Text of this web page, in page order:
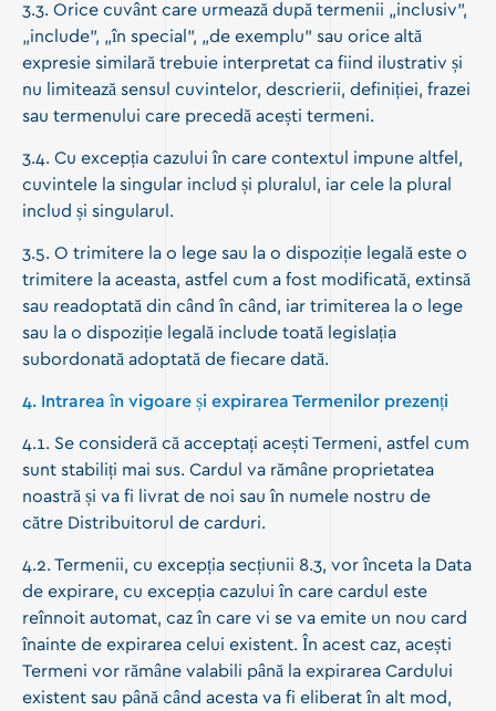
3.3. Orice cuvânt care urmează după termenii „inclusiv”,
„include”, „în special”, „de exemplu” sau orice altă
expresie similară trebuie interpretat ca fiind ilustrativ și
nu limitează sensul cuvintelor, descrierii, definiției, frazei
sau termenului care precedă acești termeni.
3.4. Cu excepția cazului în care contextul impune altfel,
cuvintele la singular includ și pluralul, iar cele la plural
includ și singularul.
3.5. O trimitere la o lege sau la o dispoziție legală este o
trimitere la aceasta, astfel cum a fost modificată, extinsă
sau readoptată din când în când, iar trimiterea la o lege
sau la o dispoziție legală include toată legislația
subordonată adoptată de fiecare dată.
4. Intrarea în vigoare și expirarea Termenilor prezenți
4.1. Se consideră că acceptați acești Termeni, astfel cum
sunt stabiliți mai sus. Cardul va rămâne proprietatea
noastră și va fi livrat de noi sau în numele nostru de
către Distribuitorul de carduri.
4.2. Termenii, cu excepția secțiunii 8.3, vor înceta la Data
de expirare, cu excepția cazului în care cardul este
reînnoit automat, caz în care vi se va emite un nou card
înainte de expirarea celui existent. În acest caz, acești
Termeni vor rămâne valabili până la expirarea Cardului
existent sau până când acesta va fi eliberat în alt mod,